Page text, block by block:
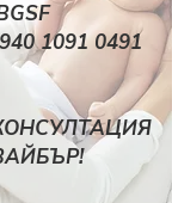
1091 0491